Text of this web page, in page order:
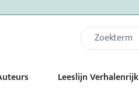
Leeslijn Verhalenrijk